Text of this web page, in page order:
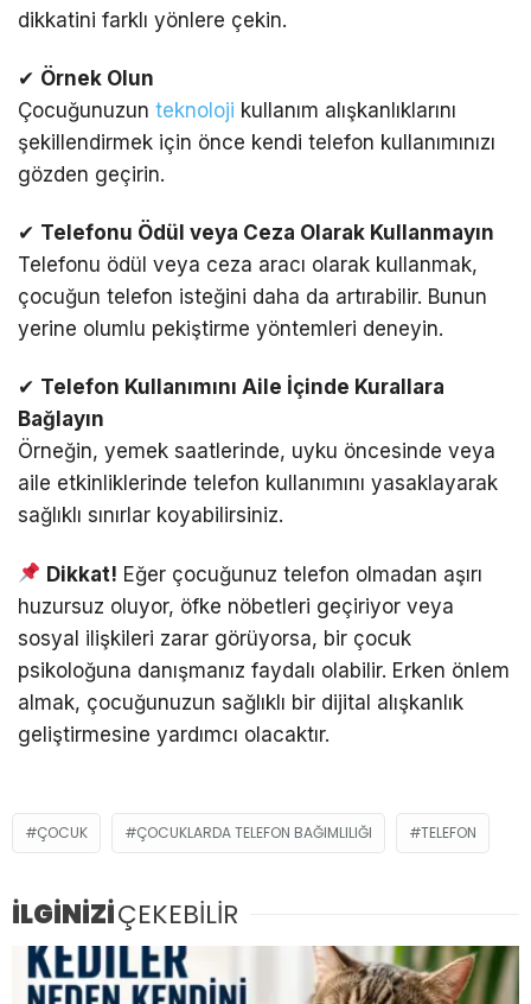
dikkatini farklı yönlere çekin.
✔ Örnek Olun
Çocuğunuzun teknoloji kullanım alışkanlıklarını
şekillendirmek için önce kendi telefon kullanımınızı
gözden geçirin.
✔ Telefonu Ödül veya Ceza Olarak Kullanmayın
Telefonu ödül veya ceza aracı olarak kullanmak,
çocuğun telefon isteğini daha da artırabilir. Bunun
yerine olumlu pekiştirme yöntemleri deneyin.
✔ Telefon Kullanımını Aile İçinde Kurallara
Bağlayın
Örneğin, yemek saatlerinde, uyku öncesinde veya
aile etkinliklerinde telefon kullanımını yasaklayarak
sağlıklı sınırlar koyabilirsiniz.
Dikkat! Eğer çocuğunuz telefon olmadan aşırı
huzursuz oluyor, öfke nöbetleri geçiriyor veya
sosyal ilişkileri zarar görüyorsa, bir çocuk
psikoloğuna danışmanız faydalı olabilir. Erken önlem
almak, çocuğunuzun sağlıklı bir dijital alışkanlık
geliştirmesine yardımcı olacaktır.
ÇOCUK ÇOCUKLARDA TELEFON BAĞIMLILIĞI TELEFON
İLGİNİZİÇEKEBİLİR